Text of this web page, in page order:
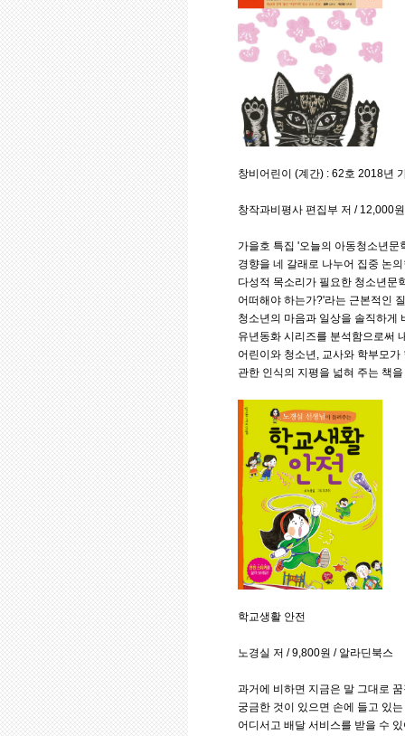
창비어린이 (계간) : 62호 2018년
창작과비평사 편집부 저 / 12,000
가을호 특집 '오늘의 아동청소년
경향을 네 갈래로 나누어 집중 논
다성적 목소리가 필요한 청소년문
어떠해야 하는가?'라는 근본적인
청소년의 마음과 일상을 솔직하게
유년동화 시리즈를 분석함으로써
어린이와 청소년, 교사와 학부모
관한 인식의 지평을 넓혀 주는 책
학교생활 안전
노경실 저 / 9,800원 / 알라딘북스
과거에 비하면 지금은 말 그대로
궁금한 것이 있으면 손에 들고 있
어디서고 배달 서비스를 받을 수